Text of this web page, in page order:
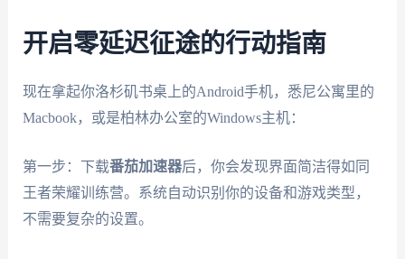
开启零延迟征途的行动指南
现在拿起你洛杉矶书桌上的Android手机，悉尼公寓里的
Macbook，或是柏林办公室的Windows主机：
第一步：下载番茄加速器后，你会发现界面简洁得如同
王者荣耀训练营。系统自动识别你的设备和游戏类型，
不需要复杂的设置。